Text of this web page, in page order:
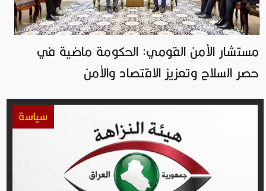
مستشار الأمن القومي: الحكومة ماضية في
حصر السلاح وتعزيز الاقتصاد والأمن
سياسة